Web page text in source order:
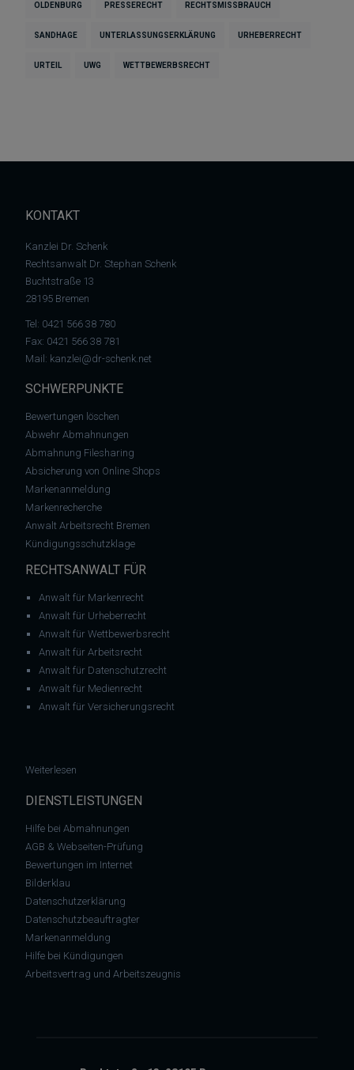
OLDENBURG PRESSERECHT RECHTSMISSBRAUCH
SANDHAGE UNTERLASSUNGSERKLÄRUNG URHEBERRECHT
URTEIL UWG WETTBEWERBSRECHT
KONTAKT
Kanzlei Dr. Schenk
Rechtsanwalt Dr. Stephan Schenk
Buchtstraße 13
28195 Bremen
Tel: 0421 566 38 780
Fax: 0421 566 38 781
Mail: kanzlei@dr-schenk.net
SCHWERPUNKTE
Bewertungen löschen
Abwehr Abmahnungen
Abmahnung Filesharing
Absicherung von Online Shops
Markenanmeldung
Markenrecherche
Anwalt Arbeitsrecht Bremen
Kündigungsschutzklage
RECHTSANWALT FÜR
Anwalt für Markenrecht
Anwalt für Urheberrecht
Anwalt für Wettbewerbsrecht
Anwalt für Arbeitsrecht
Anwalt für Datenschutzrecht
Anwalt für Medienrecht
Anwalt für Versicherungsrecht
Weiterlesen
DIENSTLEISTUNGEN
Hilfe bei Abmahnungen
AGB & Webseiten-Prüfung
Bewertungen im Internet
Bilderklau
Datenschutzerklärung
Datenschutzbeauftragter
Markenanmeldung
Hilfe bei Kündigungen
Arbeitsvertrag und Arbeitszeugnis